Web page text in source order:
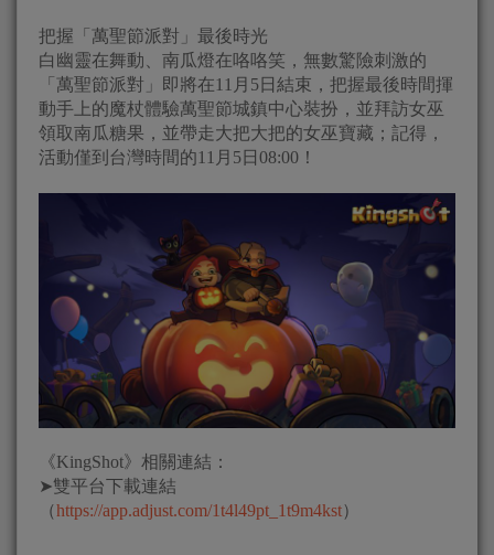
把握「萬聖節派對」最後時光
白幽靈在舞動、南瓜燈在咯咯笑，無數驚險刺激的
「萬聖節派對」即將在11月5日結束，把握最後時間揮
動手上的魔杖體驗萬聖節城鎮中心裝扮，並拜訪女巫
領取南瓜糖果，並帶走大把大把的女巫寶藏；記得，
活動僅到台灣時間的11月5日08:00！
《KingShot》相關連結：
➤雙平台下載連結
（https://app.adjust.com/1t4l49pt_1t9m4kst）